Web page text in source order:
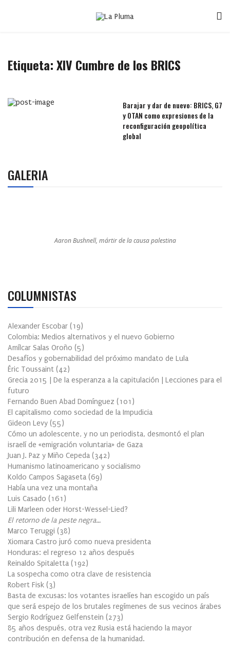
Etiqueta:XIV Cumbre de los BRICS
Barajar y dar de nuevo: BRICS, G7
y OTAN como expresiones de la
reconfiguración geopolítica
global
GALERIA
Aaron Bushnell, mártir de la causa palestina
COLUMNISTAS
Alexander Escobar (19)
Colombia: Medios alternativos y el nuevo Gobierno
Amílcar Salas Oroño (5)
Desafíos y gobernabilidad del próximo mandato de Lula
Éric Toussaint (42)
Grecia 2015 | De la esperanza a la capitulación | Lecciones para el
futuro
Fernando Buen Abad Domínguez (101 )
El capitalismo como sociedad de la Impudicia
Gideon Levy (55)
Cómo un adolescente, y no un periodista, desmontó el plan
israelí de «emigración voluntaria» de Gaza
Juan J. Paz y Miño Cepeda (342)
Humanismo latinoamericano y socialismo
Koldo Campos Sagaseta (69)
Había una vez una montaña
Luis Casado (161 )
Lili Marleen oder Horst-Wessel-Lied?
El retorno de la peste negra…
Marco Teruggi (38)
Xiomara Castro juró como nueva presidenta
Honduras: el regreso 12 años después
Reinaldo Spitaletta (192)
La sospecha como otra clave de resistencia
Robert Fisk (3)
Basta de excusas: los votantes israelíes han escogido un país
que será espejo de los brutales regímenes de sus vecinos árabes
Sergio Rodríguez Gelfenstein (273)
85 años después, otra vez Rusia está haciendo la mayor
contribución en defensa de la humanidad.